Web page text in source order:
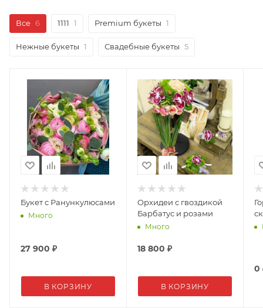
Все 6 1111 1 Premium букеты 1
Нежные букеты 1 Свадебные букеты 5
Букет с Ранункулюсами
Много
27 900 ₽
В КОРЗИНУ
Орхидеи с гвоздикой
Барбатус и розами
Много
18 800 ₽
В КОРЗИНУ
0